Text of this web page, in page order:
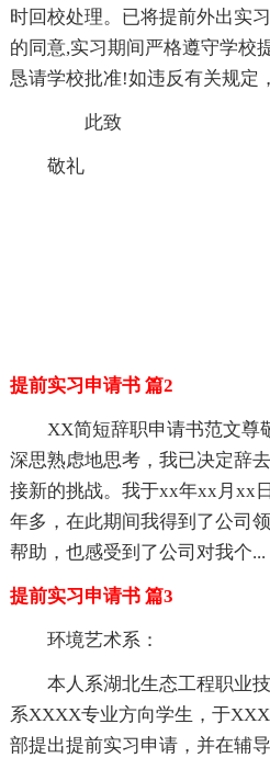
时回校处理。已将提前外出实
的同意,实习期间严格遵守学校
恳请学校批准!如违反有关规定
此致
敬礼
提前实习申请书 篇2
XX简短辞职申请书范文尊
深思熟虑地思考，我已决定辞
接新的挑战。我于xx年xx月xx
年多，在此期间我得到了公司
帮助，也感受到了公司对我个...
提前实习申请书 篇3
环境艺术系：
本人系湖北生态工程职业
系XXXX专业方向学生，于
部提出提前实习申请，并在辅